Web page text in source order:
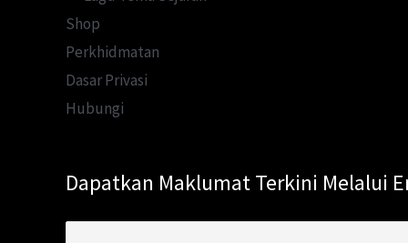
Shop
Perkhidmatan
Dasar Privasi
Hubungi
Dapatkan Maklumat Terkini Melalui